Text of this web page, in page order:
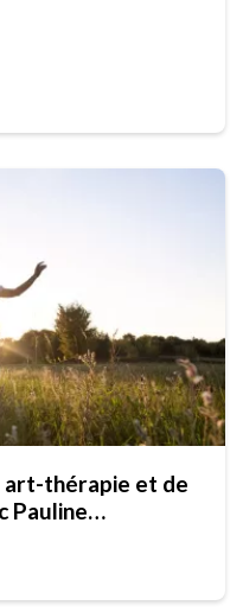
art-thérapie et de
Pauline